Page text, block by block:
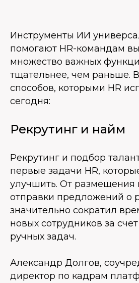
Инструменты ИИ
помогают HR-командам
множество важных
тщательнее, чем раньше.
способов, которыми HR
сегодня:
Рекрутинг и найм
Рекрутинг и подбор
первые задачи HR,
улучшить. От размещения
отправки предложений о
значительно сократил
новых сотрудников за
ручных задач.
Александр Долгов,
директор по кадрам